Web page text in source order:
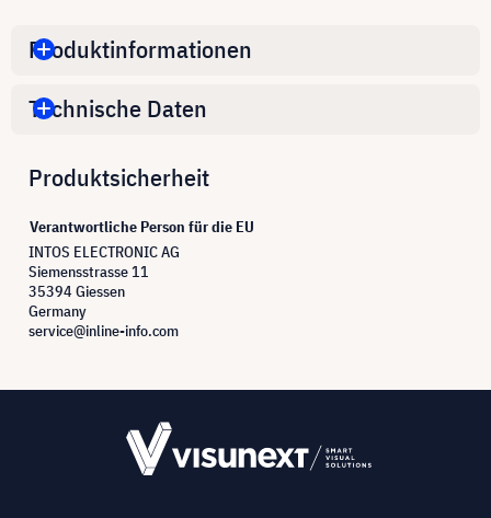
Produktinformationen
Technische Daten
Produktsicherheit
Verantwortliche Person für die EU
INTOS ELECTRONIC AG
Siemensstrasse 11
35394 Giessen
Germany
service@inline-info.com